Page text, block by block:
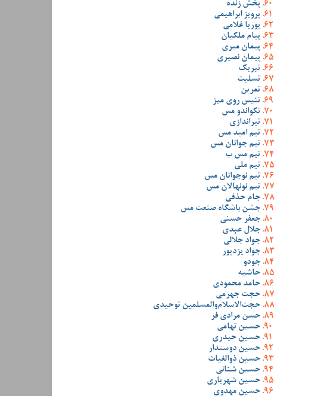
پخش زنده
پرویز ابراهیمی
پوریا غلامی
پیام ملکیان
پیمان میری
پیمان نصیری
تبریک
تسلیت
تمرین
تنیس روی میز
تکواندو مس
تیراندازی
تیم امید مس
تیم جوانان مس
تیم مس ب
تیم ملی
تیم نوجوانان مس
تیم نونهالان مس
جام حذفی
جشن باشگاه صنعت مس
جعفر حسنی
جلال عبدی
جواد جلالی
جواد یزدپور
جودو
حاشیه
حامد محمودی
حجت جهرمی
حجت‌الاسلام‌والمسلمین توحیدی
حسن مرادی فر
حسین تهامی
حسین حیدری
حسین دوستدار
حسین ذوالغیاث
حسین شنانی
حسین شهریاری
حسین مهدوی